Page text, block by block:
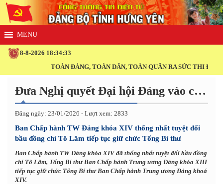
8-8-2026 18:34:33
TOÀN ĐẢNG, TOÀN DÂN, TOÀN QUÂN RA SỨC THI ĐUA
Đưa Nghị quyết Đại hội Đảng vào cuộc sống
Đăng ngày: 23/01/2026 - Lượt xem: 2833
Ban Chấp hành TW Đảng khóa XIV thống nhất tuyệt đối
bầu đồng chí Tô Lâm tiếp tục giữ chức Tổng Bí thư
Ban Chấp hành TW Đảng khóa XIV đã thống nhất tuyệt đối bầu đồng
chí Tô Lâm, Tổng Bí thư Ban Chấp hành Trung ương Đảng khóa XIII
tiếp tục giữ chức Tổng Bí thư Ban Chấp hành Trung ương Đảng khoá
XIV.